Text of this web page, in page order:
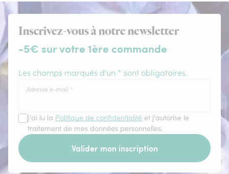
Inscrivez-vous à notre newsletter
-5€ sur votre 1ère commande
Les champs marqués d'un * sont obligatoires.
Adresse e-mail *
J'ai lu la Politique de confidentialité et j'autorise le
traitement de mes données personnelles.
Valider mon inscription